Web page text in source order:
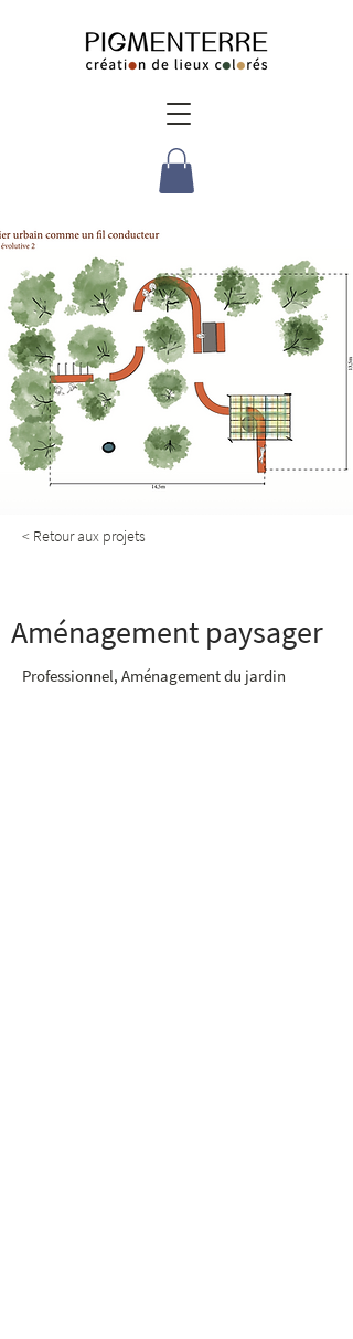
< Retour aux projets
Aménagement paysager
Professionnel, Aménagement du jardin